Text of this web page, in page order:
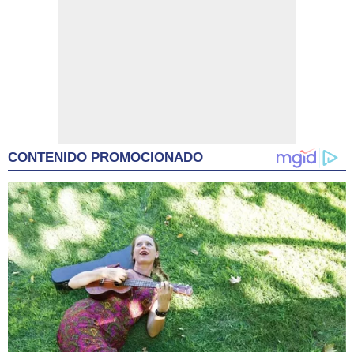
CONTENIDO PROMOCIONADO